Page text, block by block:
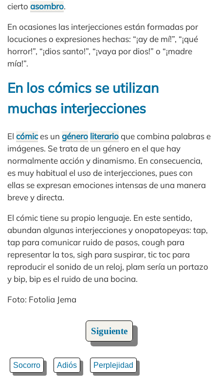
cierto asombro.
En ocasiones las interjecciones están formadas por
locuciones o expresiones hechas: “¡ay de mí!”, “¡qué
horror!”, “¡dios santo!”, “¡vaya por dios!” o “¡madre
mía!”.
En los cómics se utilizan
muchas interjecciones
El cómices un género literarioque combina palabras e
imágenes. Se trata de un género en el que hay
normalmente acción y dinamismo. En consecuencia,
es muy habitual el uso de interjecciones, pues con
ellas se expresan emociones intensas de una manera
breve y directa.
El cómic tiene su propio lenguaje. En este sentido,
abundan algunas interjecciones y onopatopeyas: tap,
tap para comunicar ruido de pasos, cough para
representar la tos, sigh para suspirar, tic toc para
reproducir el sonido de un reloj, plam sería un portazo
y bip, bip es el ruido de una bocina.
Foto: Fotolia Jema
Siguiente
Socorro Adiós Perplejidad